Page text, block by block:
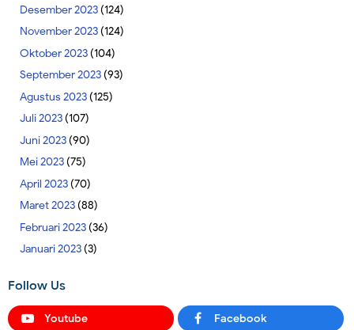
Desember 2023(124)
November 2023(124)
Oktober 2023(104)
September 2023(93)
Agustus 2023(125)
Juli 2023(107)
Juni 2023(90)
Mei 2023(75)
April 2023(70)
Maret 2023(88)
Februari 2023(36)
Januari 2023(3)
Follow Us
Youtube Facebook